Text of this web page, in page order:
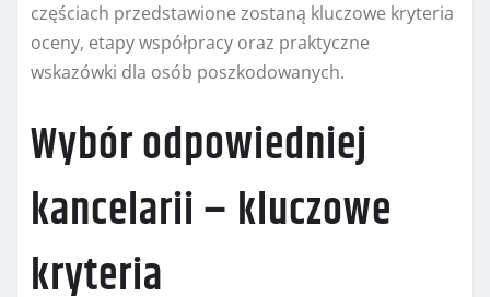
częściach przedstawione zostaną kluczowe kryteria
oceny, etapy współpracy oraz praktyczne
wskazówki dla osób poszkodowanych.
Wybór odpowiedniej
kancelarii – kluczowe
kryteria